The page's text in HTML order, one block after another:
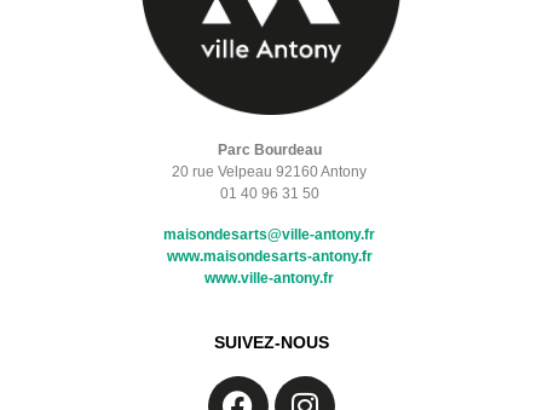
Parc Bourdeau
20 rue Velpeau 92160 Antony
01 40 96 31 50
maisondesarts@ville-antony.fr
www.maisondesarts-antony.fr
www.ville-antony.fr
SUIVEZ-NOUS